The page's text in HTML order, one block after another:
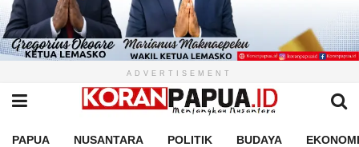
ADVERTISEMENT
PAPUA NUSANTARA POLITIK BUDAYA EKONOMI